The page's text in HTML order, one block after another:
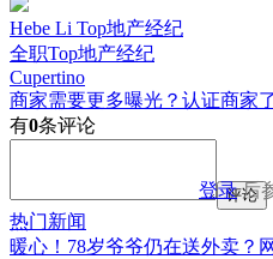
Hebe Li Top地产经纪
全职Top地产经纪
Cupertino
商家需要更多曝光？认证商家
有0条评论
登录后
评论
热门新闻
暖心！78岁爷爷仍在送外卖？